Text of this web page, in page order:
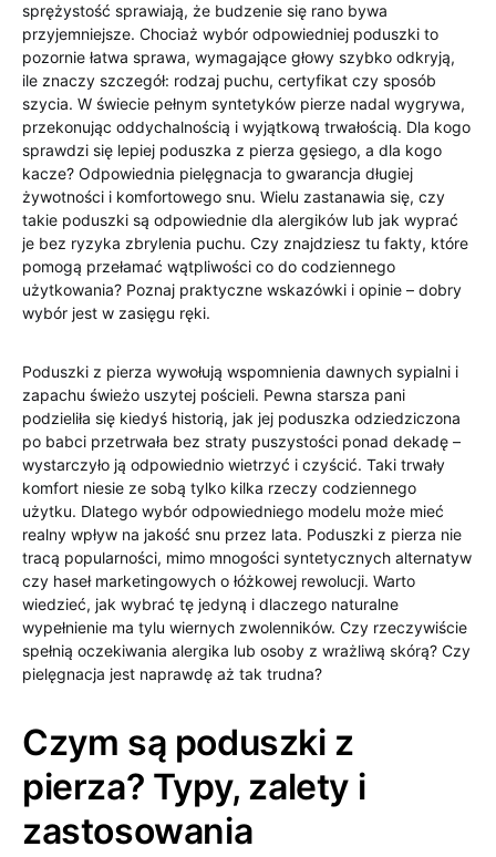
sprężystość sprawiają, że budzenie się rano bywa
przyjemniejsze. Chociaż wybór odpowiedniej poduszki to
pozornie łatwa sprawa, wymagające głowy szybko odkryją,
ile znaczy szczegół: rodzaj puchu, certyfikat czy sposób
szycia. W świecie pełnym syntetyków pierze nadal wygrywa,
przekonując oddychalnością i wyjątkową trwałością. Dla kogo
sprawdzi się lepiej poduszka z pierza gęsiego, a dla kogo
kacze? Odpowiednia pielęgnacja to gwarancja długiej
żywotności i komfortowego snu. Wielu zastanawia się, czy
takie poduszki są odpowiednie dla alergików lub jak wyprać
je bez ryzyka zbrylenia puchu. Czy znajdziesz tu fakty, które
pomogą przełamać wątpliwości co do codziennego
użytkowania? Poznaj praktyczne wskazówki i opinie – dobry
wybór jest w zasięgu ręki.
Poduszki z pierza wywołują wspomnienia dawnych sypialni i
zapachu świeżo uszytej pościeli. Pewna starsza pani
podzieliła się kiedyś historią, jak jej poduszka odziedziczona
po babci przetrwała bez straty puszystości ponad dekadę –
wystarczyło ją odpowiednio wietrzyć i czyścić. Taki trwały
komfort niesie ze sobą tylko kilka rzeczy codziennego
użytku. Dlatego wybór odpowiedniego modelu może mieć
realny wpływ na jakość snu przez lata. Poduszki z pierza nie
tracą popularności, mimo mnogości syntetycznych alternatyw
czy haseł marketingowych o łóżkowej rewolucji. Warto
wiedzieć, jak wybrać tę jedyną i dlaczego naturalne
wypełnienie ma tylu wiernych zwolenników. Czy rzeczywiście
spełnią oczekiwania alergika lub osoby z wrażliwą skórą? Czy
pielęgnacja jest naprawdę aż tak trudna?
Czym są poduszki z
pierza? Typy, zalety i
zastosowania